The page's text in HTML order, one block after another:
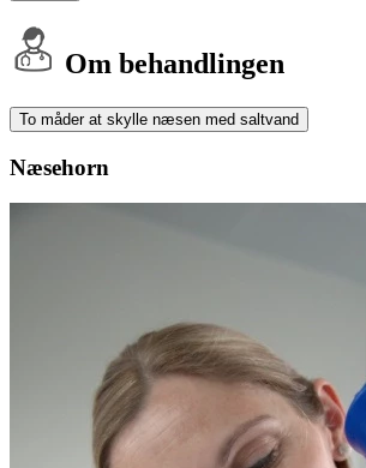
Om behandlingen
To måder at skylle næsen med saltvand
Næsehorn